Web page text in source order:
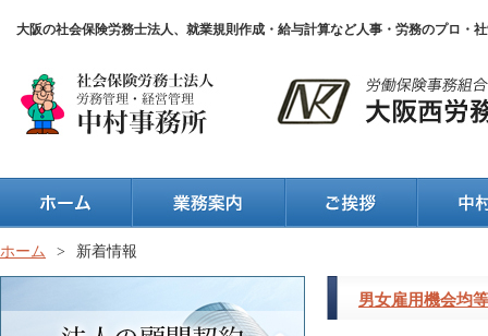
大阪の社会保険労務士法人、就業規則作成・給与計算など人事・労務のプロ・
ホーム > 新着情報
男女雇用機会均